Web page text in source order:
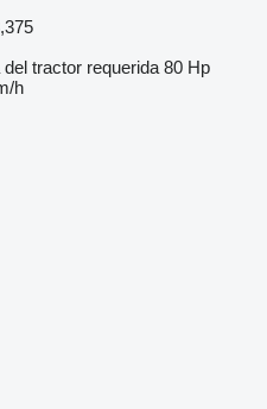
del tractor requerida 80 Hp
h